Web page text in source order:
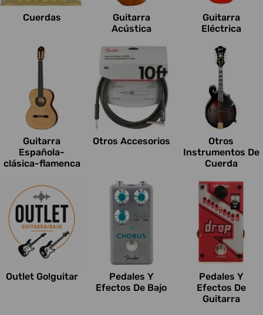
Cuerdas
Guitarra
Acústica
Guitarra
Eléctrica
Guitarra
Española-
clásica-flamenca
Otros Accesorios
Otros
Instrumentos De
Cuerda
Outlet Go!guitar
Pedales Y
Efectos De Bajo
Pedales Y
Efectos De
Guitarra